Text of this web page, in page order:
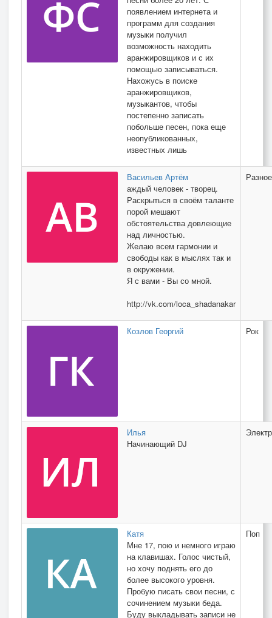
появлением интернета и
программ для создания
музыки получил
возможность находить
аранжировщиков и с их
помощью записываться.
Нахожусь в поиске
аранжировщиков,
музыкантов, чтобы
постепенно записать
побольше песен, пока еще
неопубликованных,
известных лишь
Васильев Артём
аждый человек - творец.
Раскрыться в своём таланте
порой мешают
обстоятельства довлеющие
над личностью.
Желаю всем гармонии и
свободы как в мыслях так и
в окружении.
Я с вами - Вы со мной.
http://vk.com/loca_shadanakar
Разное
Козлов Георгий Рок
Илья
Начинающий DJ
Катя
Мне 17, пою и немного играю
на клавишах. Голос чистый,
но хочу поднять его до
более высокого уровня.
Пробую писать свои песни, с
сочинением музыки беда.
Буду выкладывать записи не
Поп